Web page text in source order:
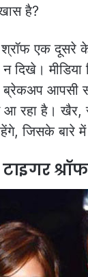
है?
श्रॉफ एक
दिखे। मीडिया
ब्रेकअप आपसी
रहा है। खैर,
जिसके बारे में